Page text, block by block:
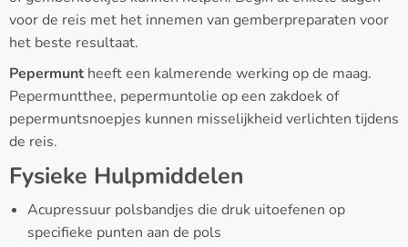
voor de reis met het innemen van gemberpreparaten voor
het beste resultaat.
Pepermunt heeft een kalmerende werking op de maag.
Pepermuntthee, pepermuntolie op een zakdoek of
pepermuntsnoepjes kunnen misselijkheid verlichten tijdens
de reis.
Fysieke Hulpmiddelen
Acupressuur polsbandjes die druk uitoefenen op
specifieke punten aan de pols